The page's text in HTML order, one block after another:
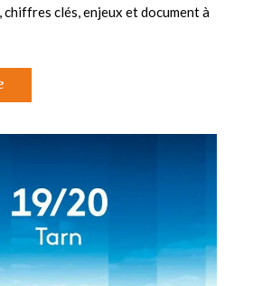
chiffres clés, enjeux et document à